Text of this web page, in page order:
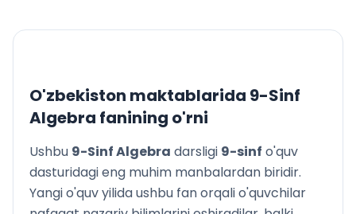
O'zbekiston maktablarida 9-Sinf
Algebra fanining o'rni
Ushbu 9-Sinf Algebra darsligi 9-sinf o'quv
dasturidagi eng muhim manbalardan biridir.
Yangi o'quv yilida ushbu fan orqali o'quvchilar